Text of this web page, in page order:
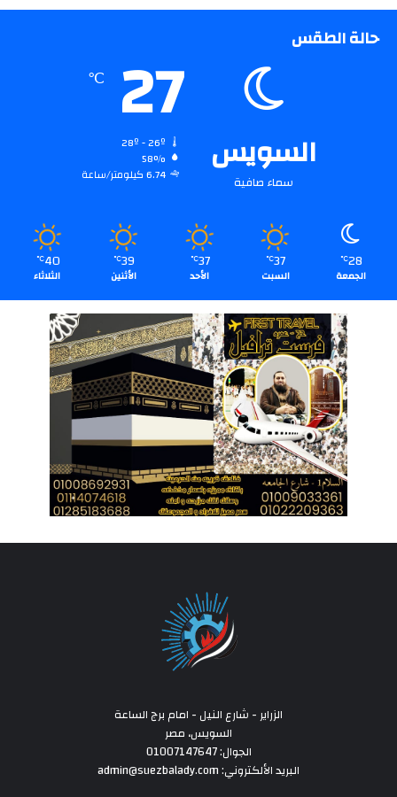
حالة الطقس
السويس
سماء صافية
27
℃
58%
6.74 كيلومتر/ساعة
28
℃
الجمعة
37
℃
السبت
37
℃
الأحد
39
℃
الأثنين
40
℃
الثلاثاء
الزراير - شارع النيل - امام برج الساعة
السويس، مصر
الجوال: 01007147647
البريد الألكتروني: admin@suezbalady.com